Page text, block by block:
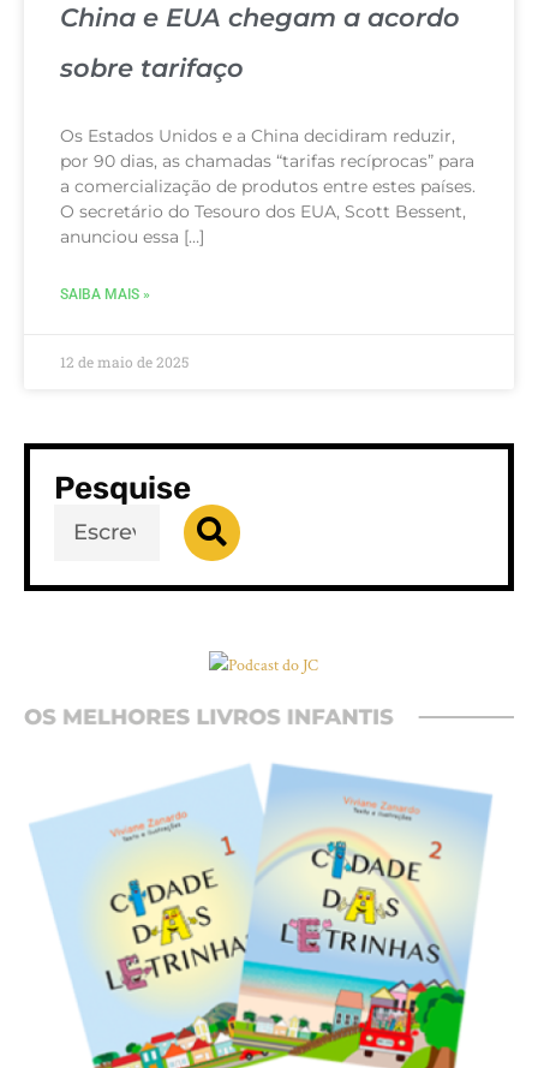
China e EUA chegam a acordo
sobre tarifaço
Os Estados Unidos e a China decidiram reduzir,
por 90 dias, as chamadas “tarifas recíprocas” para
a comercialização de produtos entre estes países.
O secretário do Tesouro dos EUA, Scott Bessent,
anunciou essa […]
SAIBA MAIS »
12 de maio de 2025
Pesquise